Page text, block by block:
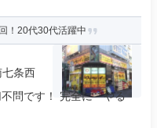
！20代30代活躍中
条西
問です！ 完全に「やる